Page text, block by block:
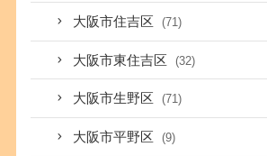
大阪市住吉区 (71)
大阪市東住吉区 (32)
大阪市生野区 (71)
大阪市平野区 (9)